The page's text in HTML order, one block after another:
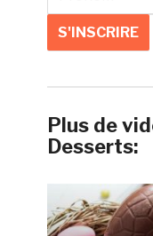
Plus de
Desserts: